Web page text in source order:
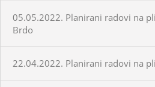
05.05.2022. Planirani radovi na
Brdo
22.04.2022. Planirani radovi na